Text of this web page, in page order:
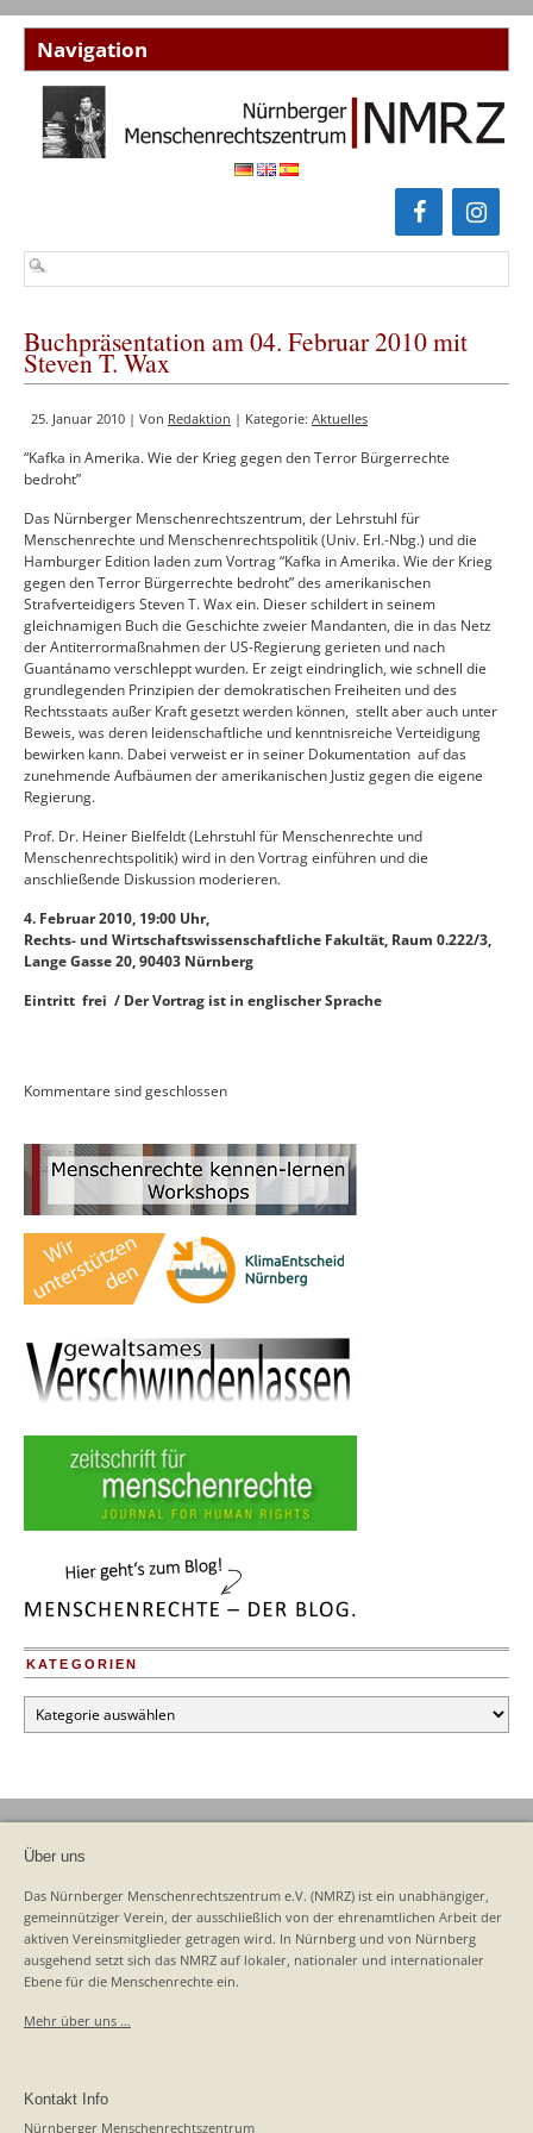
Buchpräsentation am 04. Februar 2010 mit
Steven T. Wax
25. Januar 2010 | Von Redaktion | Kategorie: Aktuelles
“Kafka in Amerika. Wie der Krieg gegen den Terror Bürgerrechte
bedroht”
Das Nürnberger Menschenrechtszentrum, der Lehrstuhl für
Menschenrechte und Menschenrechtspolitik (Univ. Erl.-Nbg.) und die
Hamburger Edition laden zum Vortrag “Kafka in Amerika. Wie der Krieg
gegen den Terror Bürgerrechte bedroht” des amerikanischen
Strafverteidigers Steven T. Wax ein. Dieser schildert in seinem
gleichnamigen Buch die Geschichte zweier Mandanten, die in das Netz
der Antiterrormaßnahmen der US-Regierung gerieten und nach
Guantánamo verschleppt wurden. Er zeigt eindringlich, wie schnell die
grundlegenden Prinzipien der demokratischen Freiheiten und des
Rechtsstaats außer Kraft gesetzt werden können, stellt aber auch unter
Beweis, was deren leidenschaftliche und kenntnisreiche Verteidigung
bewirken kann. Dabei verweist er in seiner Dokumentation auf das
zunehmende Aufbäumen der amerikanischen Justiz gegen die eigene
Regierung.
Prof. Dr. Heiner Bielfeldt (Lehrstuhl für Menschenrechte und
Menschenrechtspolitik) wird in den Vortrag einführen und die
anschließende Diskussion moderieren.
4. Februar 2010, 19:00 Uhr,
Rechts- und Wirtschaftswissenschaftliche Fakultät, Raum 0.222/3,
Lange Gasse 20, 90403 Nürnberg
Eintritt frei / Der Vortrag ist in englischer Sprache
Kommentare sind geschlossen
KATEGORIEN
Kategorien
Über uns
Das Nürnberger Menschenrechtszentrum e.V. (NMRZ) ist ein unabhängiger,
gemeinnütziger Verein, der ausschließlich von der ehrenamtlichen Arbeit der
aktiven Vereinsmitglieder getragen wird. In Nürnberg und von Nürnberg
ausgehend setzt sich das NMRZ auf lokaler, nationaler und internationaler
Ebene für die Menschenrechte ein.
Mehr über uns …
Kontakt Info
Nürnberger Menschenrechtszentrum